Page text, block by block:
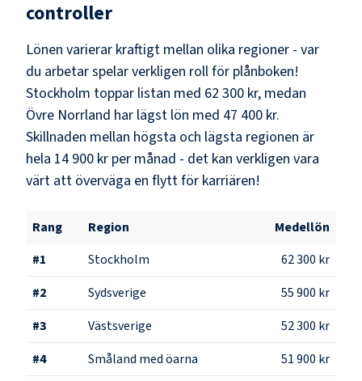
controller
Lönen varierar kraftigt mellan olika regioner - var
du arbetar spelar verkligen roll för plånboken!
Stockholm toppar listan med 62 300 kr, medan
Övre Norrland har lägst lön med 47 400 kr.
Skillnaden mellan högsta och lägsta regionen är
hela 14 900 kr per månad - det kan verkligen vara
värt att överväga en flytt för karriären!
Rang Region
Medellön
#1 Stockholm
62 300 kr
#2 Sydsverige
55 900 kr
#3 Västsverige
52 300 kr
#4 Småland med öarna
51 900 kr